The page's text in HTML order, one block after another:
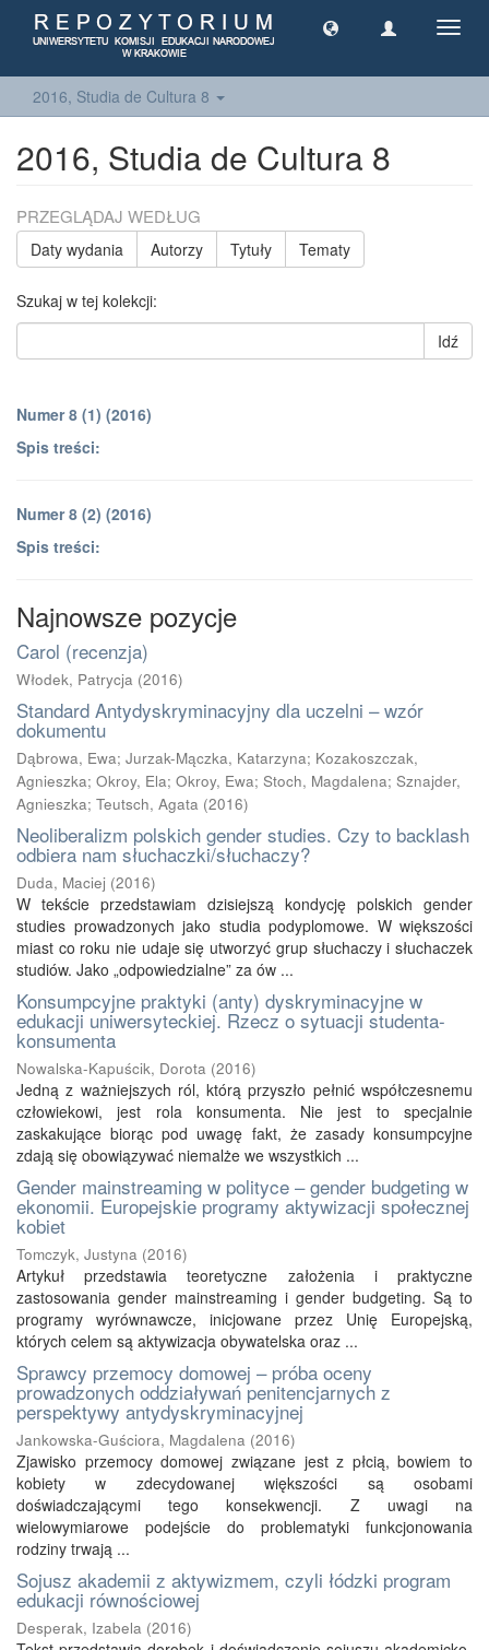
2016, Studia de Cultura 8
2016, Studia de Cultura 8
PRZEGLĄDAJ WEDŁUG
Daty wydania Autorzy Tytuły Tematy
Szukaj w tej kolekcji:
Idź
Numer 8 (1) (2016)
Spis treści:
Numer 8 (2) (2016)
Spis treści:
Najnowsze pozycje
Carol (recenzja)
Włodek, Patrycja (2016)
Standard Antydyskryminacyjny dla uczelni – wzór
dokumentu
Dąbrowa, Ewa; Jurzak-Mączka, Katarzyna; Kozakoszczak,
Agnieszka; Okroy, Ela; Okroy, Ewa; Stoch, Magdalena; Sznajder,
Agnieszka; Teutsch, Agata (2016)
Neoliberalizm polskich gender studies. Czy to backlash
odbiera nam słuchaczki/słuchaczy?
Duda, Maciej (2016)
W tekście przedstawiam dzisiejszą kondycję polskich gender
studies prowadzonych jako studia podyplomowe. W większości
miast co roku nie udaje się utworzyć grup słuchaczy i słuchaczek
studiów. Jako „odpowiedzialne” za ów ...
Konsumpcyjne praktyki (anty) dyskryminacyjne w
edukacji uniwersyteckiej. Rzecz o sytuacji studenta-
konsumenta
Nowalska-Kapuścik, Dorota (2016)
Jedną z ważniejszych ról, którą przyszło pełnić współczesnemu
człowiekowi, jest rola konsumenta. Nie jest to specjalnie
zaskakujące biorąc pod uwagę fakt, że zasady konsumpcyjne
zdają się obowiązywać niemalże we wszystkich ...
Gender mainstreaming w polityce – gender budgeting w
ekonomii. Europejskie programy aktywizacji społecznej
kobiet
Tomczyk, Justyna (2016)
Artykuł przedstawia teoretyczne założenia i praktyczne
zastosowania gender mainstreaming i gender budgeting. Są to
programy wyrównawcze, inicjowane przez Unię Europejską,
których celem są aktywizacja obywatelska oraz ...
Sprawcy przemocy domowej – próba oceny
prowadzonych oddziaływań penitencjarnych z
perspektywy antydyskryminacyjnej
Jankowska-Guściora, Magdalena (2016)
Zjawisko przemocy domowej związane jest z płcią, bowiem to
kobiety w zdecydowanej większości są osobami
doświadczającymi tego konsekwencji. Z uwagi na
wielowymiarowe podejście do problematyki funkcjonowania
rodziny trwają ...
Sojusz akademii z aktywizmem, czyli łódzki program
edukacji równościowej
Desperak, Izabela (2016)